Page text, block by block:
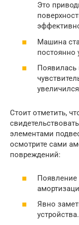
Это
Машина
постоянно
Появилась
Стоит отметить,
элементами
осмотрите сами
повреждений:
Появление
Явно
устройства.